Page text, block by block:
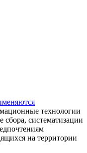
технологии
систематизации
на территории